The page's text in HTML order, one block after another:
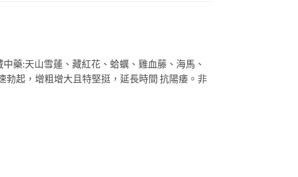
藥:天山雪蓮、藏紅花、蛤蠣、雞血藤、海馬、
起，增粗增大且特堅挺，延長時間 抗陽痿。非